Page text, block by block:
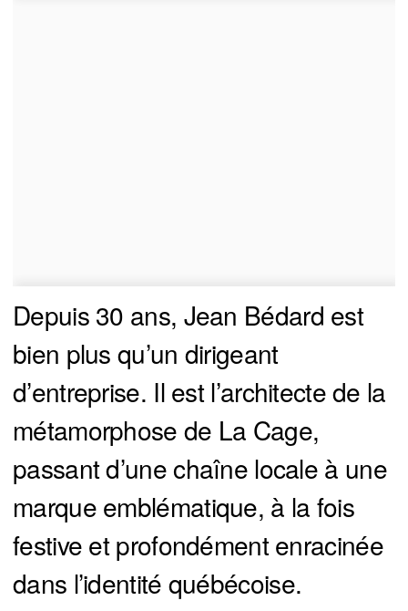
Depuis 30 ans, Jean Bédard est
bien plus qu’un dirigeant
d’entreprise. Il est l’architecte de la
métamorphose de La Cage,
passant d’une chaîne locale à une
marque emblématique, à la fois
festive et profondément enracinée
dans l’identité québécoise.